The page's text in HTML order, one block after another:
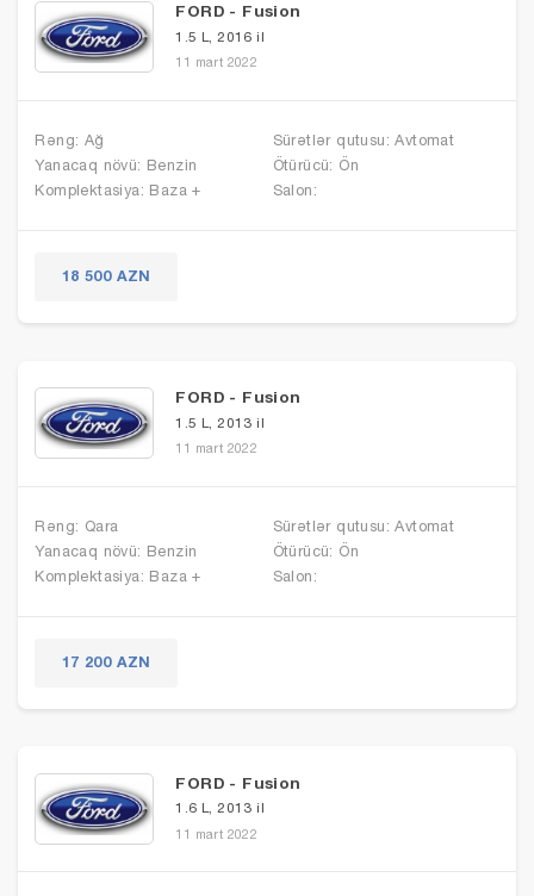
FORD - Fusion
1.5 L, 2016 il
11 mart 2022
Rəng: Ağ
Yanacaq növü: Benzin
Komplektasiya: Baza +
Sürətlər qutusu: Avtomat
Ötürücü: Ön
Salon:
18 500 AZN
FORD - Fusion
1.5 L, 2013 il
11 mart 2022
Rəng: Qara
Yanacaq növü: Benzin
Komplektasiya: Baza +
Sürətlər qutusu: Avtomat
Ötürücü: Ön
Salon:
17 200 AZN
FORD - Fusion
1.6 L, 2013 il
11 mart 2022